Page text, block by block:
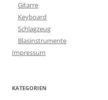
Gitarre
Keyboard
Schlagzeug
Blasinstrumente
Impressum
KATEGORIEN